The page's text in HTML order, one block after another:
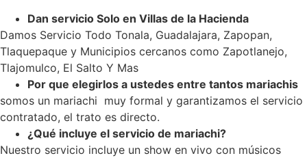
Dan servicio Solo en Villas de la Hacienda
Damos Servicio Todo Tonala, Guadalajara, Zapopan,
Tlaquepaque y Municipios cercanos como Zapotlanejo,
Tlajomulco, El Salto Y Mas
Por que elegirlos a ustedes entre tantos mariachis
somos un mariachi muy formal y garantizamos el servicio
contratado, el trato es directo.
¿Qué incluye el servicio de mariachi?
Nuestro servicio incluye un show en vivo con músicos